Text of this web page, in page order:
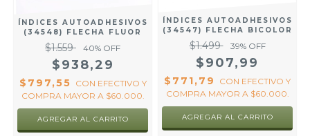
ÍNDICES AUTOADHESIVOS
(34548) FLECHA FLUOR
$1.559 40% OFF
$938,29
$797,55 CON EFECTIVO Y
COMPRA MAYOR A $60.000.
ÍNDICES AUTOADHESIVOS
(34547) FLECHA BICOLOR
$1.499 39% OFF
$907,99
$771,79 CON EFECTIVO Y
COMPRA MAYOR A $60.000.